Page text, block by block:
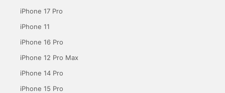
iPhone 17 Pro
iPhone 11
iPhone 16 Pro
iPhone 12 Pro Max
iPhone 14 Pro
iPhone 15 Pro